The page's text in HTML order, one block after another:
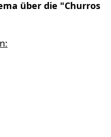
über die "Churros